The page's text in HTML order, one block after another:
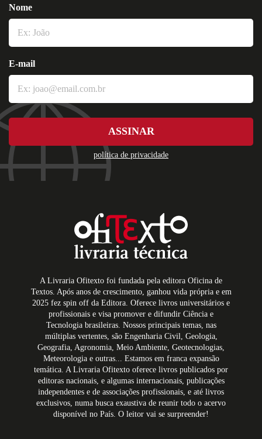
política de privacidade
Nome
E-mail
ASSINAR
A Livraria Ofitexto foi fundada pela editora Oficina de
Textos. Após anos de crescimento, ganhou vida própria e em
2025 fez spin off da Editora. Oferece livros universitários e
profissionais e visa promover e difundir Ciência e
Tecnologia brasileiras. Nossos principais temas, nas
múltiplas vertentes, são Engenharia Civil, Geologia,
Geografia, Agronomia, Meio Ambiente, Geotecnologias,
Meteorologia e outras... Estamos em franca expansão
temática. A Livraria Ofitexto oferece livros publicados por
editoras nacionais, e algumas internacionais, publicações
independentes e de associações profissionais, e até livros
exclusivos, numa busca exaustiva de reunir todo o acervo
disponível no País. O leitor vai se surpreender!